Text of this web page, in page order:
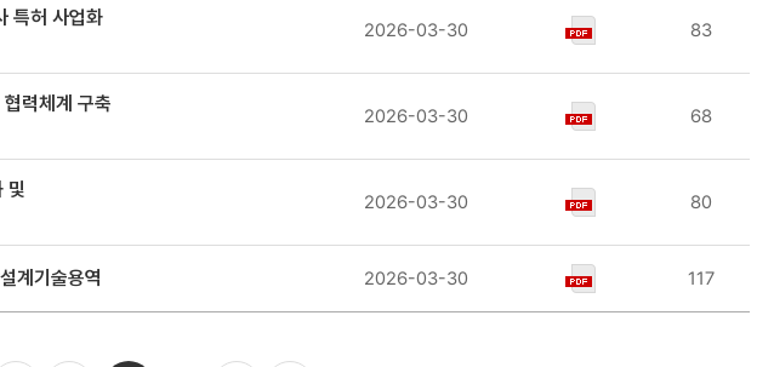
특허 사업화
2026-03-30 83
력체계 구축
2026-03-30 68
및
2026-03-30 80
계기술용역 2026-03-30 117